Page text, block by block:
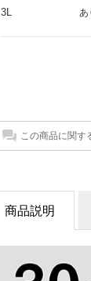
3L あ
この商品に関す
商品説明